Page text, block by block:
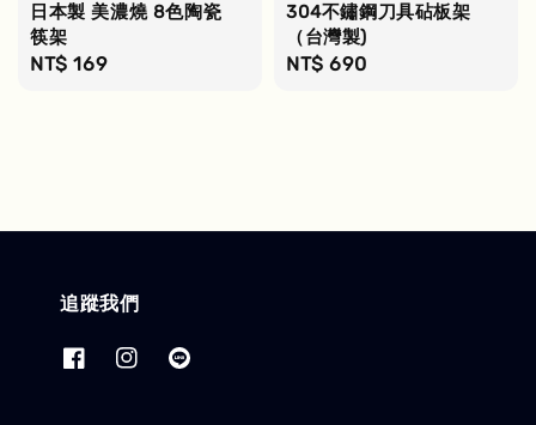
日本製 美濃燒 8色陶瓷
筷架
Regular
NT$ 169
304不鏽鋼刀具砧板架
（台灣製)
Regular
NT$ 690
追蹤我們